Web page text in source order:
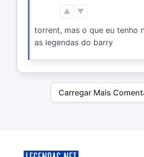
▲ ▼
torrent, mas o que eu tenho
as legendas do barry
Carregar Mais